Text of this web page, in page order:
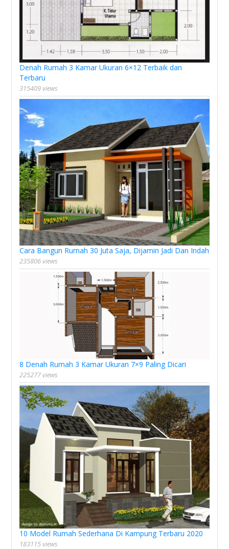
Denah Rumah 3 Kamar Ukuran 6×12 Terbaik dan
Terbaru
315409 views
Cara Bangun Rumah 30 Juta Saja, Dijamin Jadi Dan Indah
235806 views
8 Denah Rumah 3 Kamar Ukuran 7×9 Paling Dicari
225277 views
10 Model Rumah Sederhana Di Kampung Terbaru 2020
183115 views